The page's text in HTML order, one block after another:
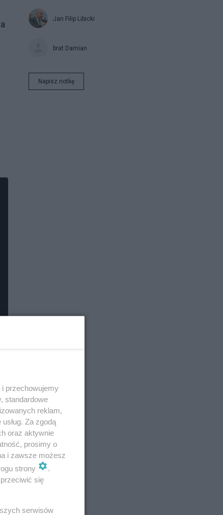
Jan Filip Libicki
brat Damian
Napisz notkę
przechowujemy
standardowe
reklam,
Za zgodą
oraz aktywnie
prosimy o
i zawsze możesz
strony
.
się
serwisów